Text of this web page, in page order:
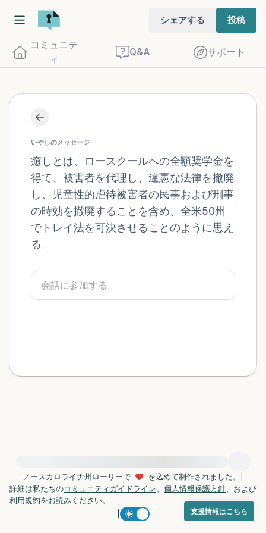
シェアする 投稿
コミュニテ
ィ
Q&A サポート
いやしのメッセージ
癒しとは、ロースクールへの全額奨学金を
得て、被害者を代理し、違憲な法律を撤廃
し、児童性的虐待被害者の民事および刑事
の時効を撤廃することを含め、全米50州
でトレイ法を可決させることのように思え
る。
ノースカロライナ州ローリーで
を込めて制作されました。
詳細は私たちのコミュニティガイドライン、 個人情報保護方針、および
利用規約をお読みください。
支援情報はこちら
座り心地の良い場所を見つけてください。
目を軽く閉じて、深呼吸を数回します。鼻
から息を吸い（3つ数え）、口から息を吐
きます（3つ数え）。さあ、目を開けて周
りを見回してください。以下のことを声に
出して言ってみてください。
見えるもの5つ（部屋の中と窓の外を見る
感じるもの4つ（目の前にあるもので触れ
匂いを嗅ぐもの2つ